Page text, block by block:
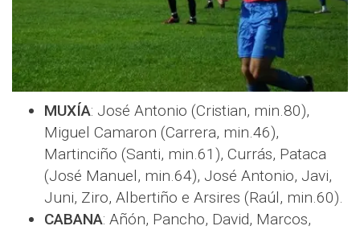
MUXÍA: José Antonio (Cristian, min.80),
Miguel Camaron (Carrera, min.46),
Martinciño (Santi, min.61), Currás, Pataca
(José Manuel, min.64), José Antonio, Javi,
Juni, Ziro, Albertiño e Arsires (Raúl, min.60).
CABANA: Añón, Pancho, David, Marcos,